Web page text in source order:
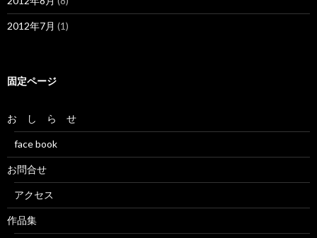
2012年7月 (1)
固定ページ
お し ら せ
face book
お問合せ
アクセス
作品集